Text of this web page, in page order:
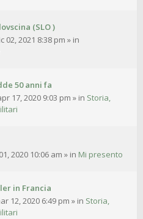
(SLO )
02, 2021 8:38 pm » in
50 anni fa
17, 2020 9:03 pm » in Storia,
2020 10:06 am » in Mi presento
in Francia
12, 2020 6:49 pm » in Storia,